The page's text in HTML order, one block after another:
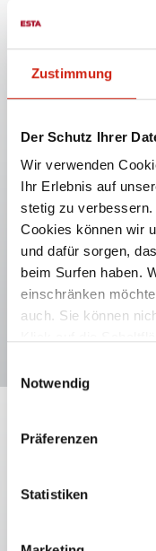
Zustimmung
Der Schutz Ihrer
Wir verwenden
Ihr Erlebnis auf
stetig zu
Cookies können wir
und dafür sorgen,
beim Surfen haben.
einschränken
auch. Sie können
alle Cookies
Notwendig
Präferenzen
Statistiken
Zur punktgenauen